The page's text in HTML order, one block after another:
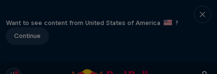
Want to see content from United States of America
?
Continue